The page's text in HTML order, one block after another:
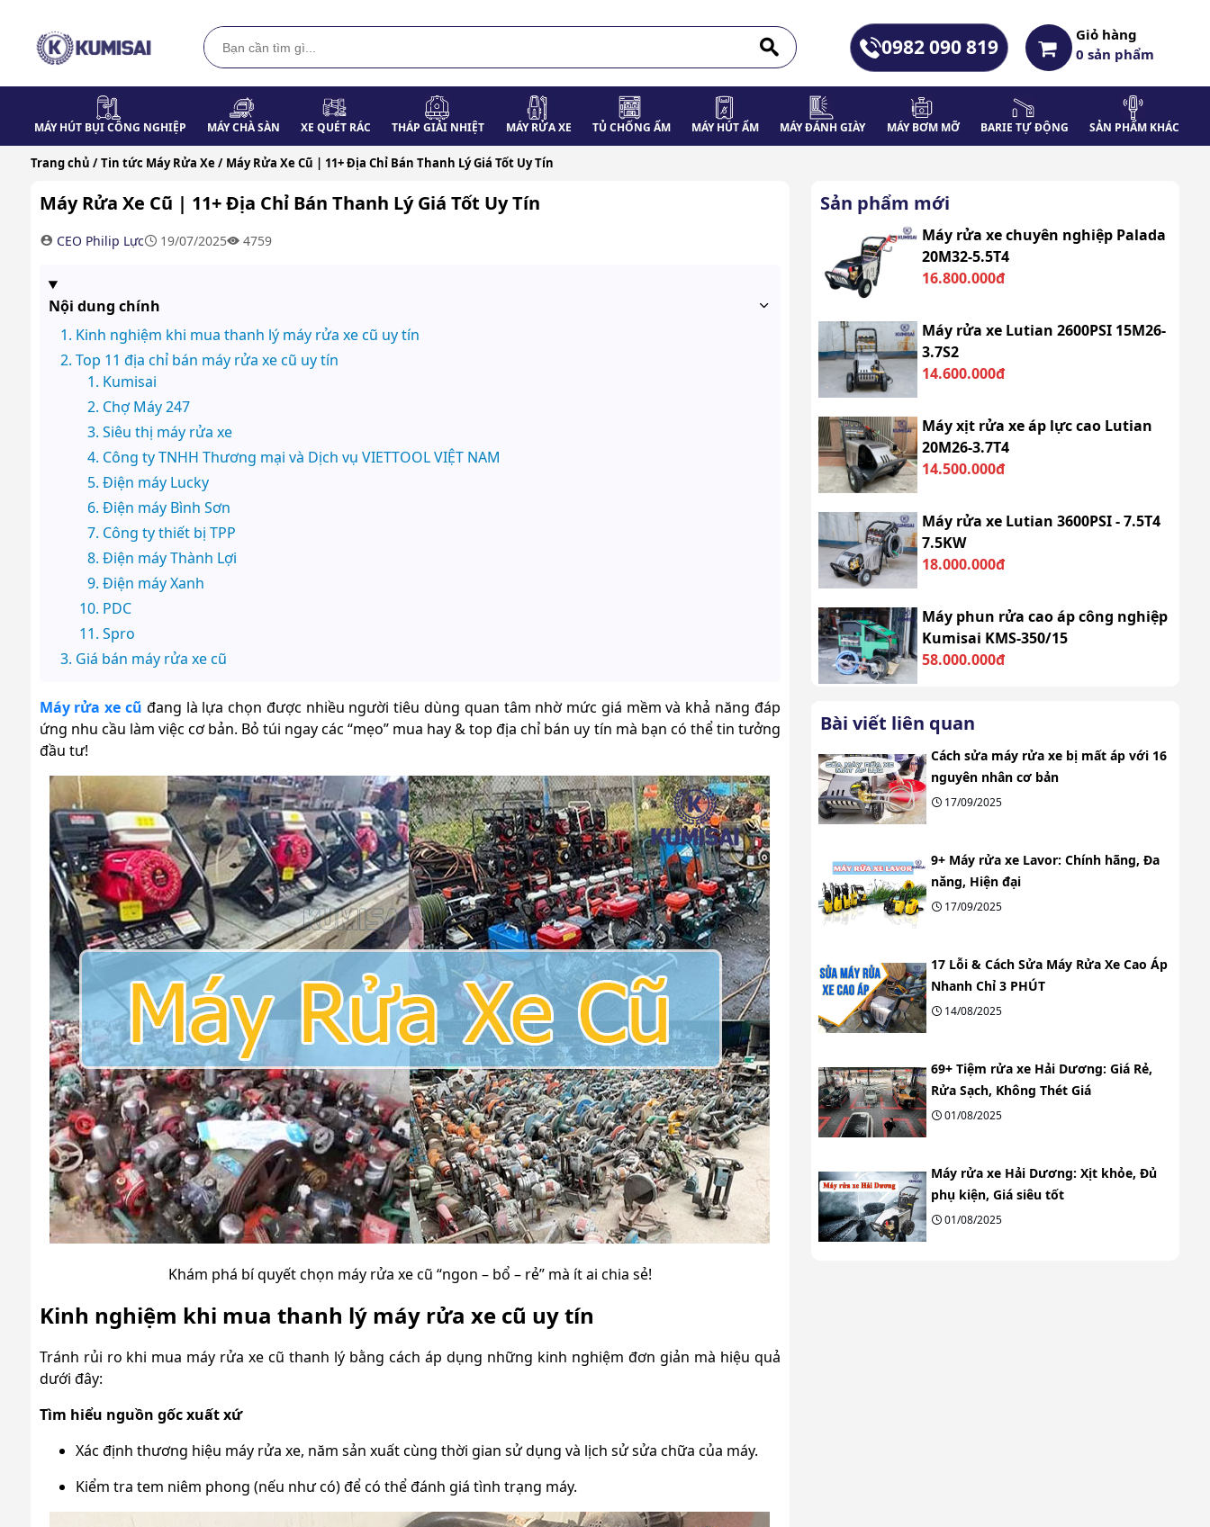
0982 090 819
Giỏ hàng
0sản phẩm
MÁY HÚT BỤI CÔNG NGHIỆP MÁY CHÀ SÀN XE QUÉT RÁC THÁP GIẢI NHIỆT MÁY RỬA XE TỦ CHỐNG ẨM MÁY HÚT ẨM MÁY ĐÁNH GIÀY MÁY BƠM MỠ BARIE TỰ ĐỘNG SẢN PHẨM KHÁC
Trang chủ / Tin tức Máy Rửa Xe / Máy Rửa Xe Cũ | 11+ Địa Chỉ Bán Thanh Lý Giá Tốt Uy Tín
Máy Rửa Xe Cũ | 11+ Địa Chỉ Bán Thanh Lý Giá Tốt Uy Tín
CEO Philip Lực 19/07/2025 4759
Nội dung chính
Kinh nghiệm khi mua thanh lý máy rửa xe cũ uy tín
Top 11 địa chỉ bán máy rửa xe cũ uy tín
Kumisai
Chợ Máy 247
Siêu thị máy rửa xe
Công ty TNHH Thương mại và Dịch vụ VIETTOOL VIỆT NAM
Điện máy Lucky
Điện máy Bình Sơn
Công ty thiết bị TPP
Điện máy Thành Lợi
Điện máy Xanh
PDC
Spro
Giá bán máy rửa xe cũ
Máy rửa xe cũ đang là lựa chọn được nhiều người tiêu dùng quan tâm nhờ mức giá mềm và khả năng đáp
ứng nhu cầu làm việc cơ bản. Bỏ túi ngay các “mẹo” mua hay & top địa chỉ bán uy tín mà bạn có thể tin tưởng
đầu tư!
Khám phá bí quyết chọn máy rửa xe cũ “ngon – bổ – rẻ” mà ít ai chia sẻ!
Kinh nghiệm khi mua thanh lý máy rửa xe cũ uy tín
Tránh rủi ro khi mua máy rửa xe cũ thanh lý bằng cách áp dụng những kinh nghiệm đơn giản mà hiệu quả
dưới đây:
Tìm hiểu nguồn gốc xuất xứ
Xác định thương hiệu máy rửa xe, năm sản xuất cùng thời gian sử dụng và lịch sử sửa chữa của máy.
Kiểm tra tem niêm phong (nếu như có) để có thể đánh giá tình trạng máy.
Sản phẩm mới
Máy rửa xe chuyên nghiệp Palada
20M32-5.5T4
16.800.000đ
Máy rửa xe Lutian 2600PSI 15M26-
3.7S2
14.600.000đ
Máy xịt rửa xe áp lực cao Lutian
20M26-3.7T4
14.500.000đ
Máy rửa xe Lutian 3600PSI - 7.5T4
7.5KW
18.000.000đ
Máy phun rửa cao áp công nghiệp
Kumisai KMS-350/15
58.000.000đ
Bài viết liên quan
Cách sửa máy rửa xe bị mất áp với 16
nguyên nhân cơ bản
17/09/2025
9+ Máy rửa xe Lavor: Chính hãng, Đa
năng, Hiện đại
17/09/2025
17 Lỗi & Cách Sửa Máy Rửa Xe Cao Áp
Nhanh Chỉ 3 PHÚT
14/08/2025
69+ Tiệm rửa xe Hải Dương: Giá Rẻ,
Rửa Sạch, Không Thét Giá
01/08/2025
Máy rửa xe Hải Dương: Xịt khỏe, Đủ
phụ kiện, Giá siêu tốt
01/08/2025